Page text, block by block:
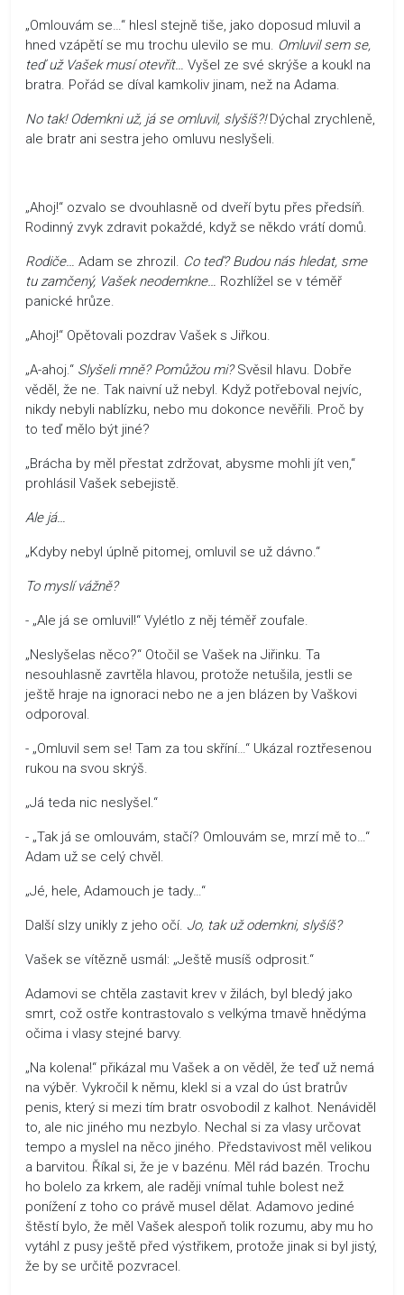
„Omlouvám se…“ hlesl stejně tiše, jako doposud mluvil a
hned vzápětí se mu trochu ulevilo se mu. Omluvil sem se,
teď už Vašek musí otevřít… Vyšel ze své skrýše a koukl na
bratra. Pořád se díval kamkoliv jinam, než na Adama.
No tak! Odemkni už, já se omluvil, slyšíš?!Dýchal zrychleně,
ale bratr ani sestra jeho omluvu neslyšeli.
„Ahoj!“ ozvalo se dvouhlasně od dveří bytu přes předsíň.
Rodinný zvyk zdravit pokaždé, když se někdo vrátí domů.
Rodiče… Adam se zhrozil. Co teď? Budou nás hledat, sme
tu zamčený, Vašek neodemkne… Rozhlížel se v téměř
panické hrůze.
„Ahoj!“ Opětovali pozdrav Vašek s Jiřkou.
„A-ahoj.“ Slyšeli mně? Pomůžou mi?Svěsil hlavu. Dobře
věděl, že ne. Tak naivní už nebyl. Když potřeboval nejvíc,
nikdy nebyli nablízku, nebo mu dokonce nevěřili. Proč by
to teď mělo být jiné?
„Brácha by měl přestat zdržovat, abysme mohli jít ven,“
prohlásil Vašek sebejistě.
Ale já…
„Kdyby nebyl úplně pitomej, omluvil se už dávno.“
To myslí vážně?
- „Ale já se omluvil!“ Vylétlo z něj téměř zoufale.
„Neslyšelas něco?“ Otočil se Vašek na Jiřinku. Ta
nesouhlasně zavrtěla hlavou, protože netušila, jestli se
ještě hraje na ignoraci nebo ne a jen blázen by Vaškovi
odporoval.
- „Omluvil sem se! Tam za tou skříní…“ Ukázal roztřesenou
rukou na svou skrýš.
„Já teda nic neslyšel.“
- „Tak já se omlouvám, stačí? Omlouvám se, mrzí mě to…“
Adam už se celý chvěl.
„Jé, hele, Adamouch je tady…“
Další slzy unikly z jeho očí. Jo, tak už odemkni, slyšíš?
Vašek se vítězně usmál: „Ještě musíš odprosit.“
Adamovi se chtěla zastavit krev v žilách, byl bledý jako
smrt, což ostře kontrastovalo s velkýma tmavě hnědýma
očima i vlasy stejné barvy.
„Na kolena!“ přikázal mu Vašek a on věděl, že teď už nemá
na výběr. Vykročil k němu, klekl si a vzal do úst bratrův
penis, který si mezi tím bratr osvobodil z kalhot. Nenáviděl
to, ale nic jiného mu nezbylo. Nechal si za vlasy určovat
tempo a myslel na něco jiného. Představivost měl velikou
a barvitou. Říkal si, že je v bazénu. Měl rád bazén. Trochu
ho bolelo za krkem, ale raději vnímal tuhle bolest než
ponížení z toho co právě musel dělat. Adamovo jediné
štěstí bylo, že měl Vašek alespoň tolik rozumu, aby mu ho
vytáhl z pusy ještě před výstřikem, protože jinak si byl jistý,
že by se určitě pozvracel.